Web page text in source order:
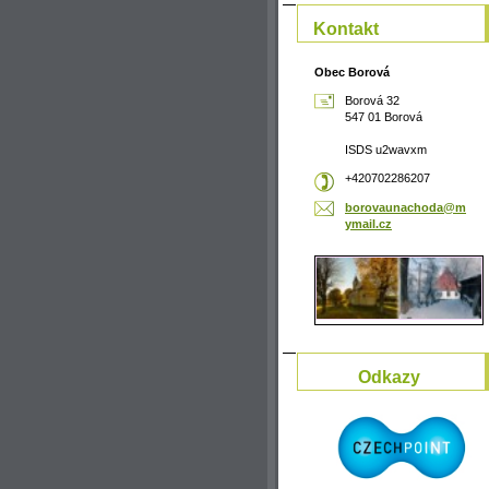
Kontakt
Obec Borová
Borová 32
547 01 Borová
ISDS u2wavxm
+420702286207
borovaunachoda@m
ymail.cz
Odkazy